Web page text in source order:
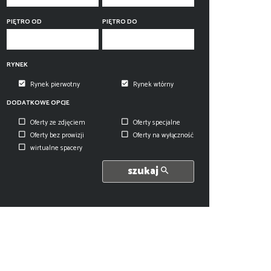
PIĘTRO OD PIĘTRO DO
RYNEK
Rynek pierwotny
Rynek wtórny
DODATKOWE OPCJE
Oferty ze zdjęciem
Oferty specjalne
Oferty bez prowizji
Oferty na wyłączność
wirtualne spacery
szukaj